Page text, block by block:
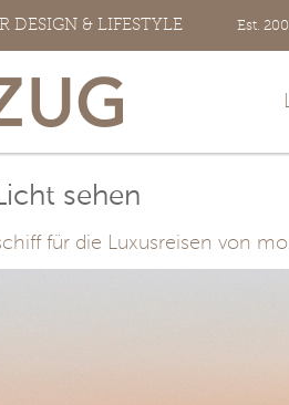
DESIGN & LIFESTYLE Est.
sehen
für die Luxusreisen von